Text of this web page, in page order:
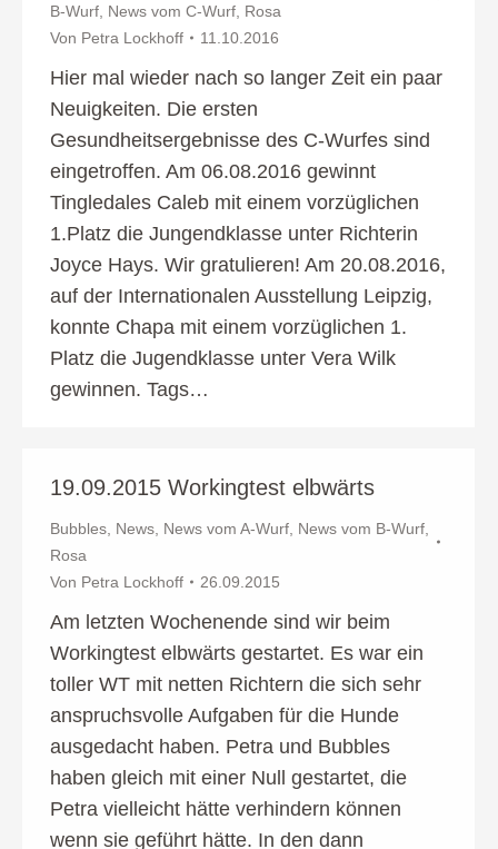
B-Wurf News vom C-Wurf Rosa
Von Petra Lockhoff 11.10.2016
Hier mal wieder nach so langer Zeit ein paar
Neuigkeiten. Die ersten
Gesundheitsergebnisse des C-Wurfes sind
eingetroffen. Am 06.08.2016 gewinnt
Tingledales Caleb mit einem vorzüglichen
1.Platz die Jungendklasse unter Richterin
Joyce Hays. Wir gratulieren! Am 20.08.2016,
auf der Internationalen Ausstellung Leipzig,
konnte Chapa mit einem vorzüglichen 1.
Platz die Jugendklasse unter Vera Wilk
gewinnen. Tags…
19.09.2015 Workingtest elbwärts
Bubbles News News vom A-Wurf News vom B-Wurf
Rosa
Von Petra Lockhoff 26.09.2015
Am letzten Wochenende sind wir beim
Workingtest elbwärts gestartet. Es war ein
toller WT mit netten Richtern die sich sehr
anspruchsvolle Aufgaben für die Hunde
ausgedacht haben. Petra und Bubbles
haben gleich mit einer Null gestartet, die
Petra vielleicht hätte verhindern können
wenn sie geführt hätte. In den dann